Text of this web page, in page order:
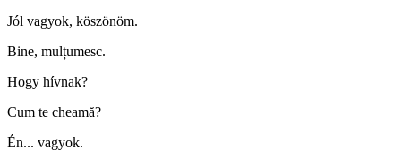
Jól vagyok, köszönöm.
Bine, mulțumesc.
Hogy hívnak?
Cum te cheamă?
Én... vagyok.